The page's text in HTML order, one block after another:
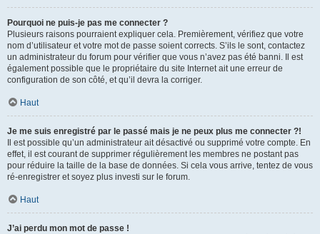
Pourquoi ne puis-je pas me connecter ?
Plusieurs raisons pourraient expliquer cela. Premièrement, vérifiez que votre
nom d’utilisateur et votre mot de passe soient corrects. S’ils le sont, contactez
un administrateur du forum pour vérifier que vous n’avez pas été banni. Il est
également possible que le propriétaire du site Internet ait une erreur de
configuration de son côté, et qu’il devra la corriger.
Haut
Je me suis enregistré par le passé mais je ne peux plus me connecter ?!
Il est possible qu’un administrateur ait désactivé ou supprimé votre compte. En
effet, il est courant de supprimer régulièrement les membres ne postant pas
pour réduire la taille de la base de données. Si cela vous arrive, tentez de vous
ré-enregistrer et soyez plus investi sur le forum.
Haut
J’ai perdu mon mot de passe !